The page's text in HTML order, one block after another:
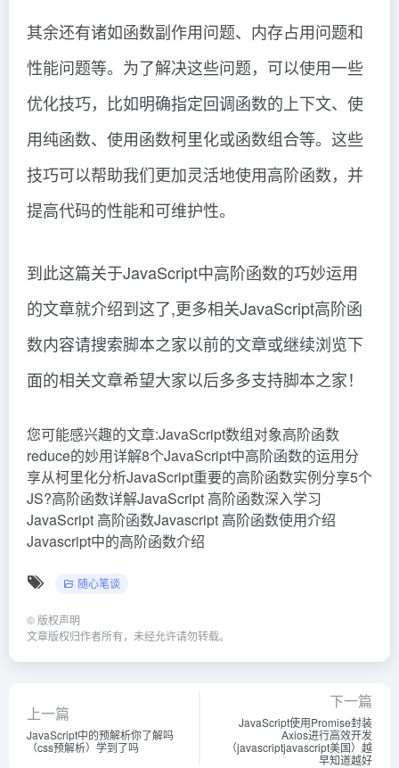
其余还有诸如函数副作用问题、内存占用问题和
性能问题等。为了解决这些问题，可以使用一些
优化技巧，比如明确指定回调函数的上下文、使
用纯函数、使用函数柯里化或函数组合等。这些
技巧可以帮助我们更加灵活地使用高阶函数，并
提高代码的性能和可维护性。
到此这篇关于JavaScript中高阶函数的巧妙运用
的文章就介绍到这了,更多相关JavaScript高阶函
数内容请搜索脚本之家以前的文章或继续浏览下
面的相关文章希望大家以后多多支持脚本之家！
您可能感兴趣的文章:JavaScript数组对象高阶函数
reduce的妙用详解8个JavaScript中高阶函数的运用分
享从柯里化分析JavaScript重要的高阶函数实例分享5个
JS?高阶函数详解JavaScript 高阶函数深入学习
JavaScript 高阶函数Javascript 高阶函数使用介绍
Javascript中的高阶函数介绍
随心笔谈
© 版权声明
文章版权归作者所有，未经允许请勿转载。
上一篇
JavaScript中的预解析你了解吗
（css预解析）学到了吗
下一篇
JavaScript使用Promise封装
Axios进行高效开发
（javascriptjavascript美国）越
早知道越好